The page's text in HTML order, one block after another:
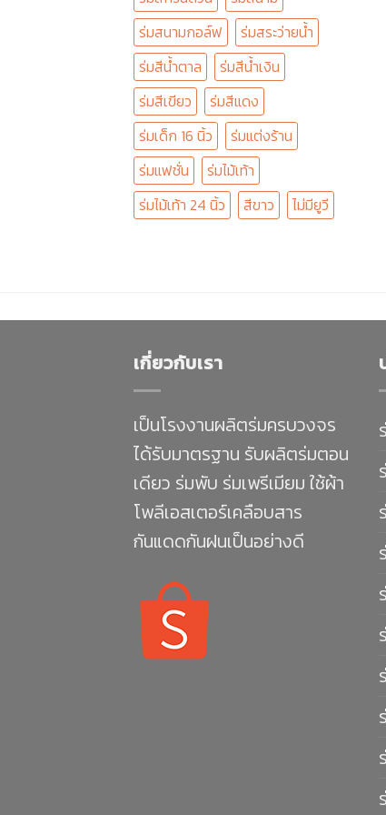
ร่มสนามกอล์ฟ
ร่มสระว่ายน้ำ
ร่มสีน้ำตาล
ร่มสีน้ำเงิน
ร่มสีเขียว
ร่มสีแดง
ร่มเด็ก 16 นิ้ว
ร่มแต่งร้าน
ร่มแฟชั่น
ร่มไม้เท้า
ร่มไม้เท้า 24 นิ้ว
สีขาว ไม่มียูวี
เกี่ยวกับเรา
เป็นโรงงานผลิตร่มครบวงจร
ได้รับมาตรฐาน รับผลิตร่มตอน
เดียว ร่มพับ ร่มเพรีเมียม ใช้ผ้า
โพลีเอสเตอร์เคลือบสาร
กันแดดกันฝนเป็นอย่างดี